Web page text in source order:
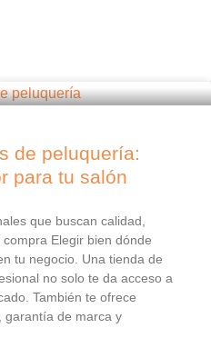
de peluquería:
para tu salón
que buscan calidad,
Elegir bien dónde
tu negocio. Una tienda de
no solo te da acceso a
También te ofrece
garantía de marca y